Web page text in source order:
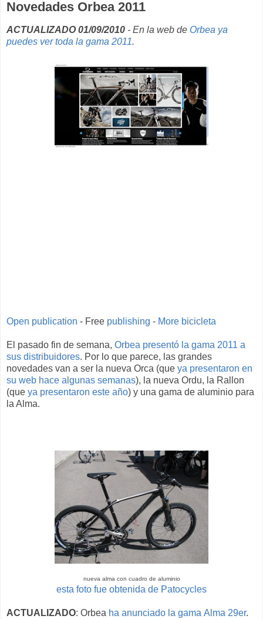
Novedades Orbea 2011
ACTUALIZADO 01/09/2010 - En la web de Orbea ya
puedes ver toda la gama 2011.
Open publication - Free publishing - More bicicleta
El pasado fin de semana, Orbea presentó la gama 2011 a
sus distribuidores. Por lo que parece, las grandes
novedades van a ser la nueva Orca (que ya presentaron en
su web hace algunas semanas), la nueva Ordu, la Rallon
(que ya presentaron este año) y una gama de aluminio para
la Alma.
nueva alma con cuadro de aluminio
esta foto fue obtenida de Patocycles
ACTUALIZADO: Orbea ha anunciado la gama Alma 29er.